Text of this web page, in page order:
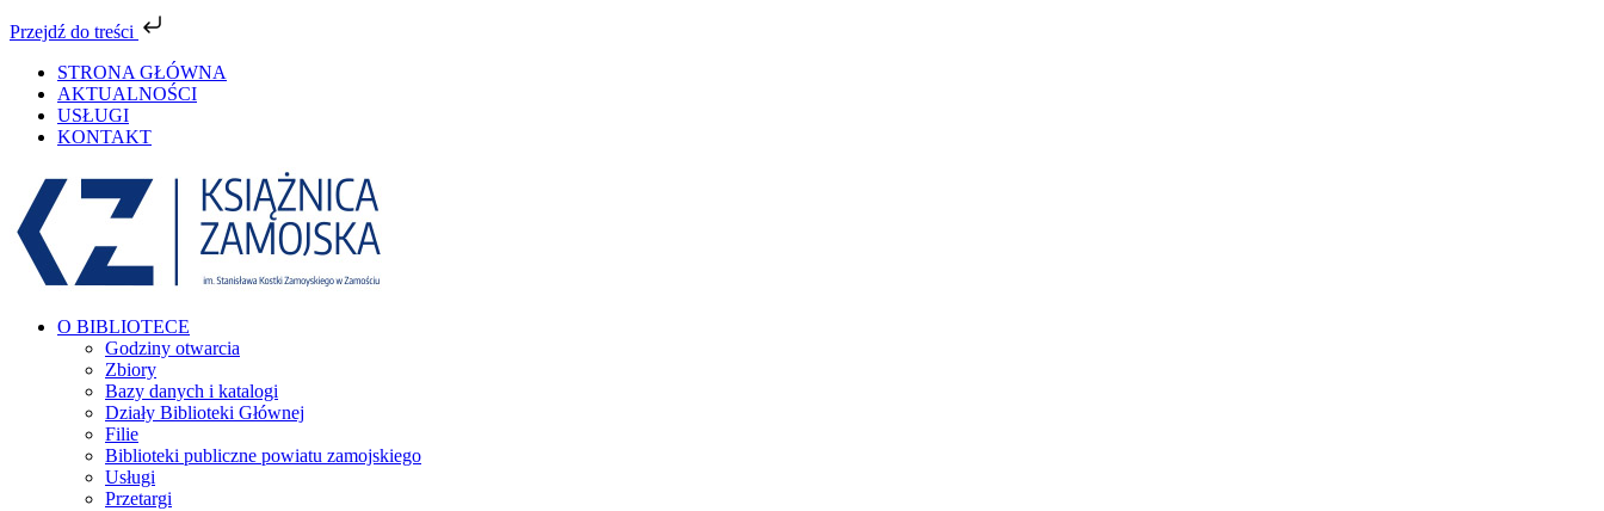
Przejdź do treści
zawartości
STRONA GŁÓWNA
AKTUALNOŚCI
USŁUGI
KONTAKT
Facebook
YouTube
Instagram
Tiktok
O BIBLIOTECE
Godziny otwarcia
Zbiory
Bazy danych i katalogi
Działy Biblioteki Głównej
Filie
Biblioteki publiczne powiatu zamojskiego
Usługi
Przetargi